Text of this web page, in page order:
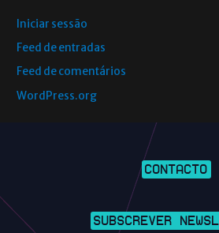
Iniciar sessão
Feed de entradas
Feed de comentários
WordPress.org
CONTACTO
SUBSCREVER